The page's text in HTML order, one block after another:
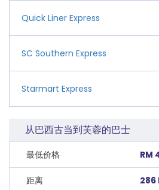
Quick Liner Express
SC Southern Express
Starmart Express
从巴西古当到芙蓉的巴士
最低价格 RM
距离 286